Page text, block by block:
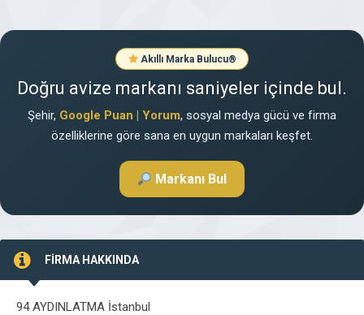
Akıllı Marka Bulucu®
Doğru avize markanı saniyeler içinde bul.
Şehir, Google Puan | Yorum, sosyal medya gücü ve firma
özelliklerine göre sana en uygun markaları keşfet.
Markanı Bul
FİRMA HAKKINDA
94 AYDINLATMA İstanbul